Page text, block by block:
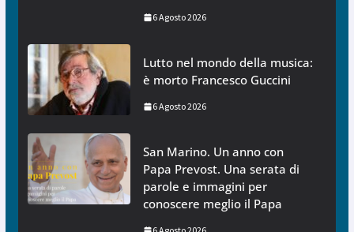
6 Agosto 2026
Lutto nel mondo della musica:
è morto Francesco Guccini
6 Agosto 2026
San Marino. Un anno con
Papa Prevost. Una serata di
parole e immagini per
conoscere meglio il Papa